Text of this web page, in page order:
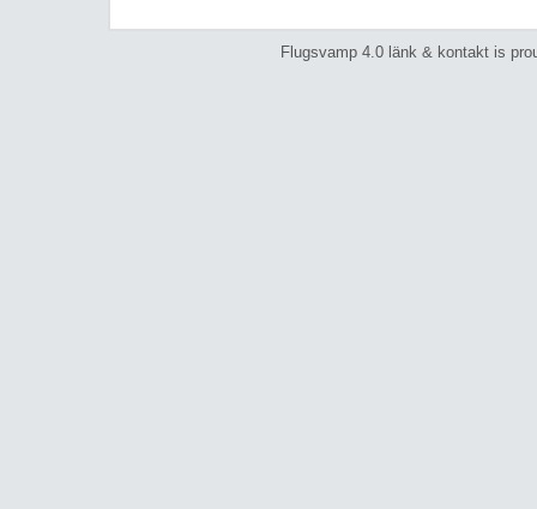
Flugsvamp 4.0 länk & kontakt is